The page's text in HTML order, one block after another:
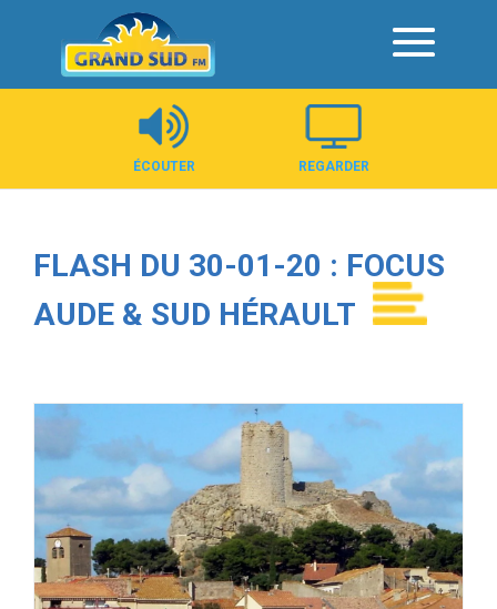
Panneau de gestion des cookies
ÉCOUTER REGARDER
FLASH DU 30-01-20 : FOCUS
AUDE & SUD HÉRAULT